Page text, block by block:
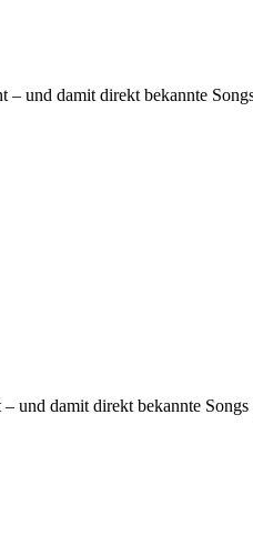
und damit direkt bekannte
und damit direkt bekannte